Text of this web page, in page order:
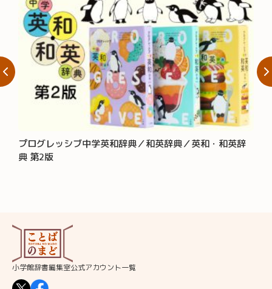
プログレッシブ中学英和辞典／和英辞典／英和・和英辞
典 第2版
小学館辞書編集室公式アカウント一覧